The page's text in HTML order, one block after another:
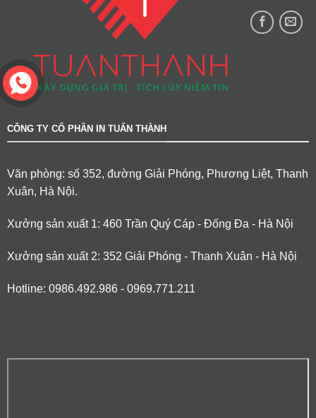
CÔNG TY CỔ PHẦN IN TUẤN THÀNH
Văn phòng: số 352, đường Giải Phóng, Phương Liệt, Thanh
Xuân, Hà Nội.
Xưởng sản xuất 1: 460 Trần Quý Cáp - Đống Đa - Hà Nội
Xưởng sản xuất 2: 352 Giải Phóng - Thanh Xuân - Hà Nội
Hotline: 0986.492.986 - 0969.771.211